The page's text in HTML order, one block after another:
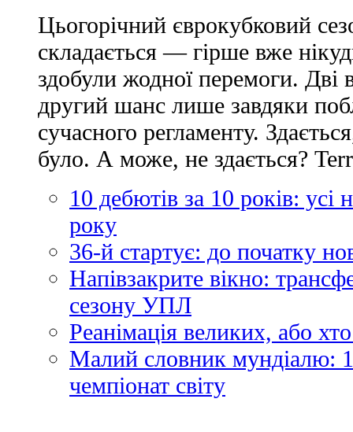
Цьогорічний єврокубковий
складається — гірше вже
здобули жодної перемоги.
другий шанс лише завдяки
сучасного регламенту.
було. А може, не здається?
10 дебютів за 10 років:
року
36-й стартує: до початку
Напівзакрите вікно:
сезону УПЛ
Реанімація великих, або
Малий словник мундіалю:
чемпіонат світу